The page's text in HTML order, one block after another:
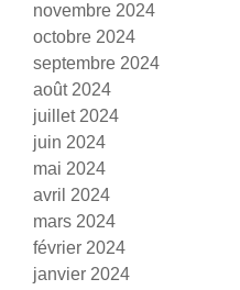
novembre 2024
octobre 2024
septembre 2024
août 2024
juillet 2024
juin 2024
mai 2024
avril 2024
mars 2024
février 2024
janvier 2024